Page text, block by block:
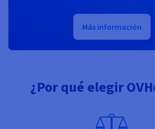
Más información
¿Por qué elegir